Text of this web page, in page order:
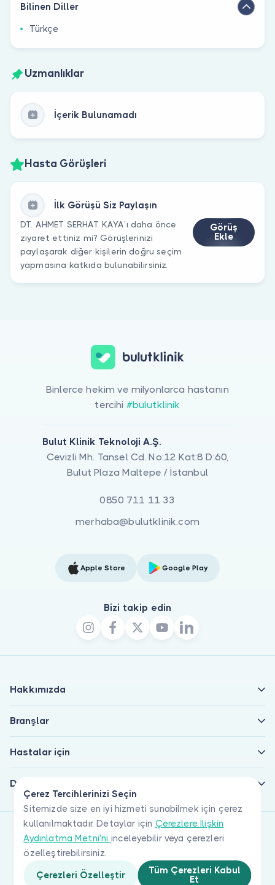
Bilinen Diller
Türkçe
Uzmanlıklar
İçerik Bulunamadı
Hasta Görüşleri
İlk Görüşü Siz Paylaşın
DT. AHMET SERHAT KAYA’ı daha önce
ziyaret ettiniz mi? Görüşlerinizi
paylaşarak diğer kişilerin doğru seçim
yapmasına katkıda bulunabilirsiniz.
Görüş
Ekle
Çerez Tercihlerinizi Seçin
Sitemizde size en iyi hizmeti sunabilmek için çerez
kullanılmaktadır. Detaylar için Çerezlere İlişkin
Aydınlatma Metni'ni inceleyebilir veya çerezleri
özelleştirebilirsiniz.
Çerezleri Özelleştir
Tüm Çerezleri Kabul
Et
Binlerce hekim ve milyonlarca hastanın
tercihi #bulutklinik
Bulut Klinik Teknoloji A.Ş.
Cevizli Mh. Tansel Cd. No:12 Kat:8 D:60,
Bulut Plaza Maltepe / İstanbul
0850 711 11 33
merhaba@bulutklinik.com
Apple Store Google Play
Bizi takip edin
Hakkımızda
Branşlar
Hastalar için
Doktorlar için